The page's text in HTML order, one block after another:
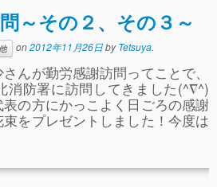
～その２、その３～
on2012年11月26日byTetsuya.
んが勤労感謝訪問ってことで、
消防署に訪問してきました(^∇^)
の方にかっこよく日ごろの感謝
をプレゼントしました！今度は